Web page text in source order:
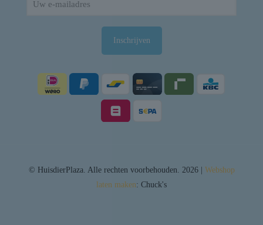
© HuisdierPlaza. Alle rechten voorbehouden. 2026 | Webshop
laten maken: Chuck's